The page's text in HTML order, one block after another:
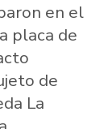
en el
placa de
de
La